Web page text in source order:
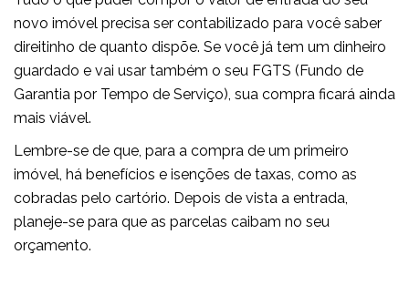
novo imóvel precisa ser contabilizado para você saber
direitinho de quanto dispõe. Se você já tem um dinheiro
guardado e vai usar também o seu FGTS (Fundo de
Garantia por Tempo de Serviço), sua compra ficará ainda
mais viável.
Lembre-se de que, para a compra de um primeiro
imóvel, há benefícios e isenções de taxas, como as
cobradas pelo cartório. Depois de vista a entrada,
planeje-se para que as parcelas caibam no seu
orçamento.